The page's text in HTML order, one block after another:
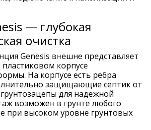
— глубокая
очистка
Genesis внешне представляет
корпусе
На корпусе есть ребра
защищающие септик от
для надежной
возможен в грунте любого
при высоком уровне грунтовых